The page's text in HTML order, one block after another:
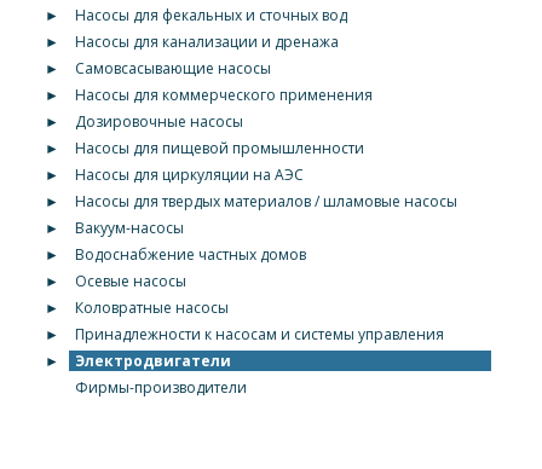
►
Насосы для фекальных и сточных вод
►
Насосы для канализации и дренажа
►
Самовсасывающие насосы
►
Насосы для коммерческого применения
►
Дозировочные насосы
►
Насосы для пищевой промышленности
►
Насосы для циркуляции на АЭС
►
Насосы для твердых материалов / шламовые насосы
►
Вакуум-насосы
►
Водоснабжение частных домов
►
Осевые насосы
►
Коловратные насосы
►
Принадлежности к насосам и системы управления
►
Электродвигатели
Фирмы-производители